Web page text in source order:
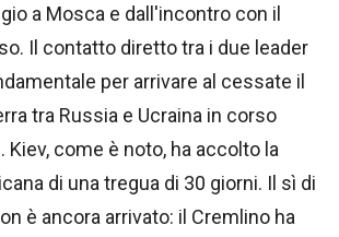
a Mosca e dall'incontro con il
Il contatto diretto tra i due leader
per arrivare al cessate il
tra Russia e Ucraina in corso
Kiev, come è noto, ha accolto la
di una tregua di 30 giorni. Il sì di
è ancora arrivato: il Cremlino ha